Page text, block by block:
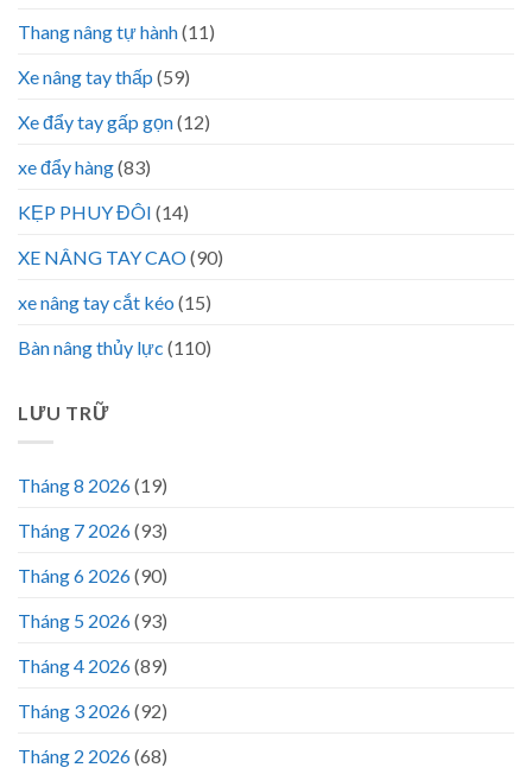
Thang nâng tự hành(11)
Xe nâng tay thấp (59)
Xe đẩy tay gấp gọn(12)
xe đẩy hàng(83)
KẸP PHUY ĐÔI (14)
XE NÂNG TAY CAO(90)
xe nâng tay cắt kéo (15)
Bàn nâng thủy lực (110)
LƯU TRỮ
Tháng 8 2026(19)
Tháng 7 2026(93)
Tháng 6 2026(90)
Tháng 5 2026(93)
Tháng 4 2026(89)
Tháng 3 2026(92)
Tháng 2 2026(68)